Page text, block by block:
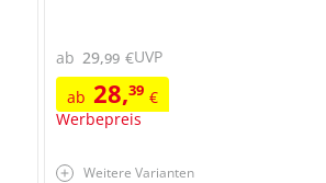
ab 28,39 €
Werbepreis
ab 29,99 €UVP
Weitere Varianten